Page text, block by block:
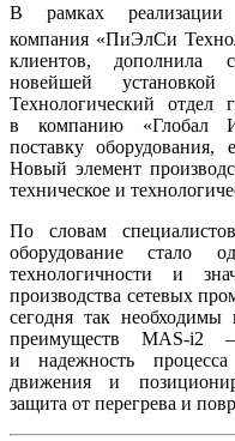
В рамках реализации
компания «ПиЭлСи
клиентов, дополнила
новейшей
Технологический отдел
в компанию «Глобал
поставку оборудования,
Новый элемент
техническое и
По словам
оборудование стало
технологичности и
производства сетевых
сегодня так
преимуществ MAS-i2
и надежность
движения и
защита от перегрева и